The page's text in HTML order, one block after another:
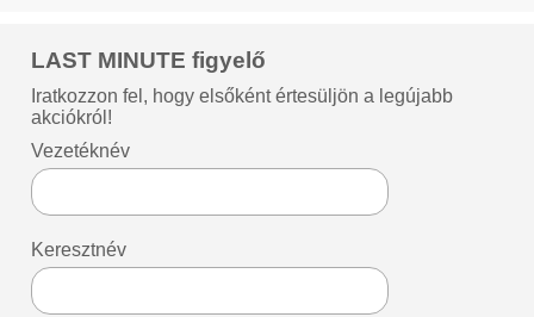
LAST MINUTE figyelő
Iratkozzon fel, hogy elsőként értesüljön a legújabb
akciókról!
Vezetéknév
Keresztnév